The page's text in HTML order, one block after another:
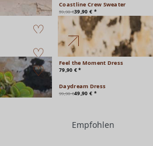
Coastline Crew Sweater
59,90 €39,90 € *
Feel the Moment Dress
79,90 € *
Daydream Dress
99,90 €49,90 € *